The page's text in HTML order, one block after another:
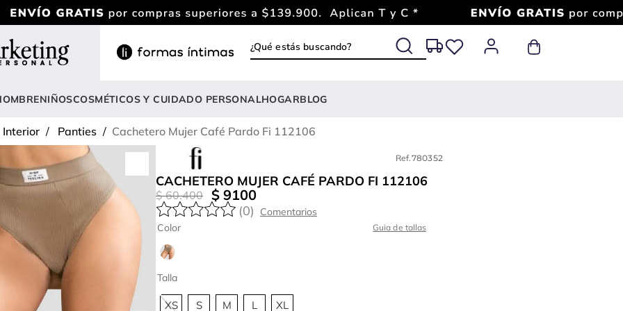
¿Qué estás buscando?
NIÑOSCOSMÉTICOS Y CUIDADO PERSONALHOGARBLOG
Interior Panties Cachetero Mujer Café Pardo Fi 112106
Ref.780352
CACHETERO MUJER CAFÉ PARDO FI 112106
$ 60.400 $ 9100
(0)
Talla
XS S M L XL
Color Guia de tallas
short